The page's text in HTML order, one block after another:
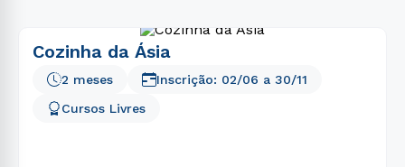
Cozinha da Ásia
Cursos Livres
2 meses Inscrição: 02/06 a 30/11